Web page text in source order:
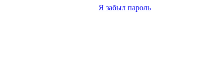
Я забыл пароль